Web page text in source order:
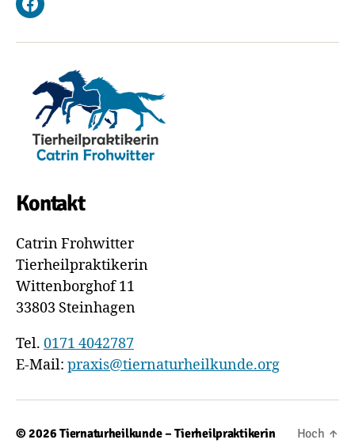
Facebook
Kontakt
Catrin Frohwitter
Tierheilpraktikerin
Wittenborghof 11
33803 Steinhagen
Tel. 0171 4042787
E-Mail: praxis@tiernaturheilkunde.org
© 2026Tiernaturheilkunde – Tierheilpraktikerin
Hoch ↑